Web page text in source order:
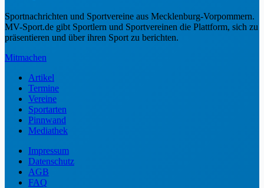
Sportnachrichten und Sportvereine aus Mecklenburg-Vorpommern.
MV-Sport.de gibt Sportlern und Sportvereinen die Plattform, sich zu
präsentieren und über ihren Sport zu berichten.
Mitmachen
Artikel
Termine
Vereine
Sportarten
Pinnwand
Mediathek
Impressum
Datenschutz
AGB
FAQ